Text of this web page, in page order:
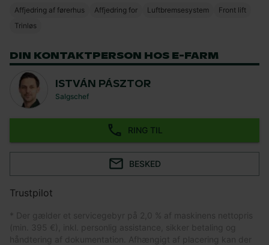
Affjedring af førerhus Affjedring for Luftbremsesystem
Front lift
Trinløs
DIN KONTAKTPERSON HOS E-FARM
ISTVÁN PÁSZTOR
Salgschef
RING TIL
BESKED
Trustpilot
* Der gælder et servicegebyr på 2,0 % af maskinens nettopris
(min. 395 €), inkl. personlig assistance, sikker betaling og
håndtering af dokumentation. Afhængigt af placering kan der